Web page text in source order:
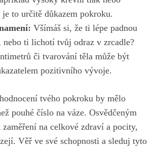
je to určitě⁣ důkazem pokroku.
Všímáš si, že ti ‍lépe padnou‌
nebo ti lichotí tvůj odraz ‍v⁣ zrcadle?‌
či ‌tvarování těla může být⁤
pozitivního vývoje.
tvého pokroku by mělo
pouhé číslo na ⁢váze. Osvědčeným
‌na celkové zdraví a pocity,‍
Věř ve ​své schopnosti a sleduj tyto